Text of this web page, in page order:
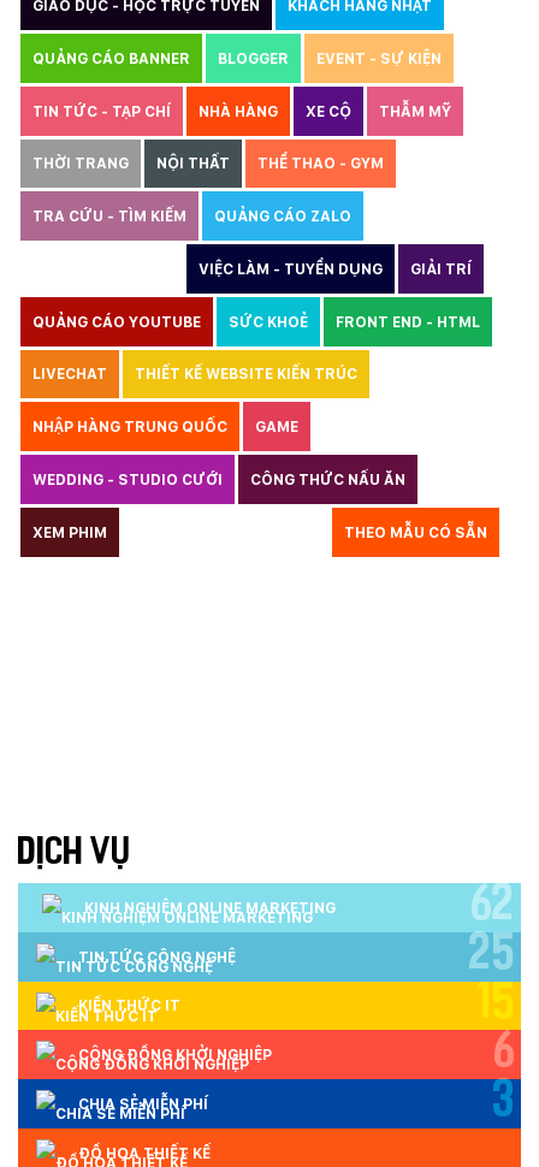
GIÁO DỤC - HỌC TRỰC TUYẾN KHÁCH HÀNG NHẬT
QUẢNG CÁO BANNER BLOGGER EVENT - SỰ KIỆN
TIN TỨC - TẠP CHÍ NHÀ HÀNG XE CỘ THẪM MỸ
THỜI TRANG NỘI THẤT THỂ THAO - GYM
TRA CỨU - TÌM KIẾM QUẢNG CÁO ZALO
VIỆC LÀM - TUYỂN DỤNG GIẢI TRÍ
QUẢNG CÁO YOUTUBE SỨC KHOẺ FRONT END - HTML
LIVECHAT THIẾT KẾ WEBSITE KIẾN TRÚC
NHẬP HÀNG TRUNG QUỐC GAME
WEDDING - STUDIO CƯỚI CÔNG THỨC NẤU ĂN
XEM PHIM THEO MẪU CÓ SẴN
DỊCH VỤ
KINH NGHIỆM ONLINE MARKETING 62
TIN TỨC CÔNG NGHỆ 25
KIẾN THỨC IT 15
CỘNG ĐỒNG KHỞI NGHIỆP 6
CHIA SẺ MIỄN PHÍ 3
ĐỒ HỌA THIẾT KẾ